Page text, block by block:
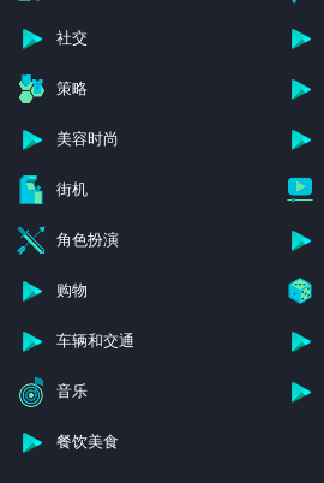
社交
策略
美容时尚
街机
角色扮演
购物
车辆和交通
音乐
餐饮美食